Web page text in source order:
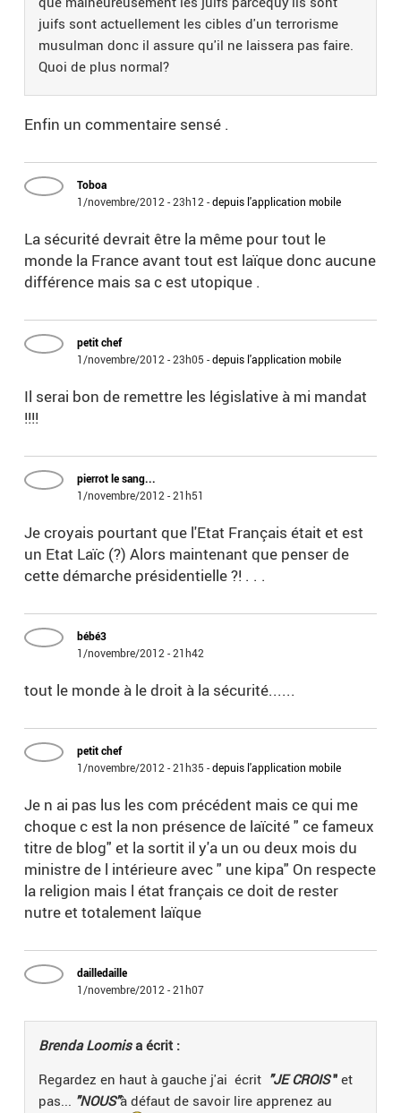
juifs sont actuellement les cibles d'un terrorisme
musulman donc il assure qu'il ne laissera pas faire.
Quoi de plus normal?
Enfin un commentaire sensé .
Toboa
1/novembre/2012 - 23h12 -depuis l'application mobile
La sécurité devrait être la même pour tout le
monde la France avant tout est laïque donc aucune
différence mais sa c est utopique .
petit chef
1/novembre/2012 - 23h05 -depuis l'application mobile
Il serai bon de remettre les législative à mi mandat
!!!!
pierrot le sang...
1/novembre/2012 - 21h51
Je croyais pourtant que l'Etat Français était et est
un Etat Laïc (?) Alors maintenant que penser de
cette démarche présidentielle ?! . . .
bébé3
1/novembre/2012 - 21h42
tout le monde à le droit à la sécurité......
petit chef
1/novembre/2012 - 21h35 -depuis l'application mobile
Je n ai pas lus les com précédent mais ce qui me
choque c est la non présence de laïcité " ce fameux
titre de blog" et la sortit il y'a un ou deux mois du
ministre de l intérieure avec " une kipa" On respecte
la religion mais l état français ce doit de rester
nutre et totalement laïque
dailledaille
1/novembre/2012 - 21h07
Brenda Loomisa écrit :
Regardez en haut à gauche j'ai écrit "JE CROIS" et
pas... "NOUS"à défaut de savoir lire apprenez au